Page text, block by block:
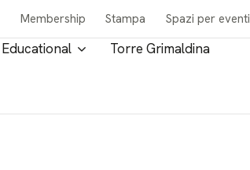
Membership Stampa Spazi per eventi
Educational Torre Grimaldina